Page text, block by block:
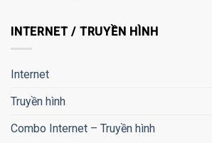
INTERNET / TRUYỀN HÌNH
Internet
Truyền hình
Combo Internet – Truyền hình